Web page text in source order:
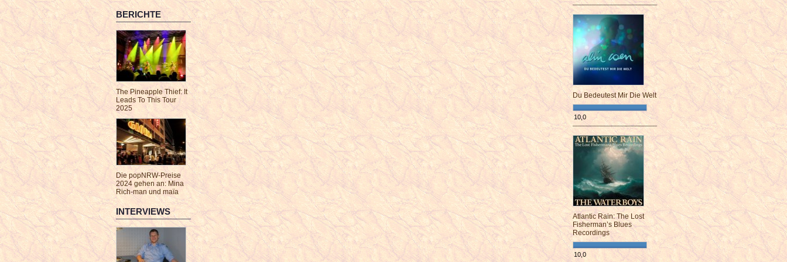
BERICHTE
The Pineapple Thief: It
Leads To This Tour
2025
Die popNRW-Preise
2024 gehen an: Mina
Rich-man und maïa
INTERVIEWS
¯¯¯¯¯¯¯¯¯¯¯¯¯¯¯¯¯¯¯¯¯¯¯¯
Du Bedeutest Mir Die Welt
10,0
¯¯¯¯¯¯¯¯¯¯¯¯¯¯¯¯¯¯¯¯¯¯¯¯
Atlantic Rain: The Lost
Fisherman’s Blues
Recordings
10,0